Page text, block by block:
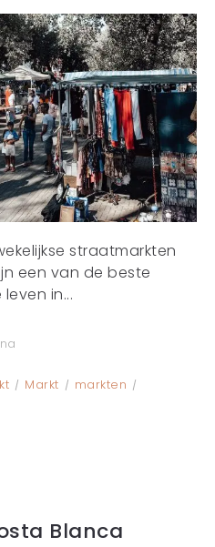
straatmarkten
een van de beste
in...
Markt
markten
Blanca